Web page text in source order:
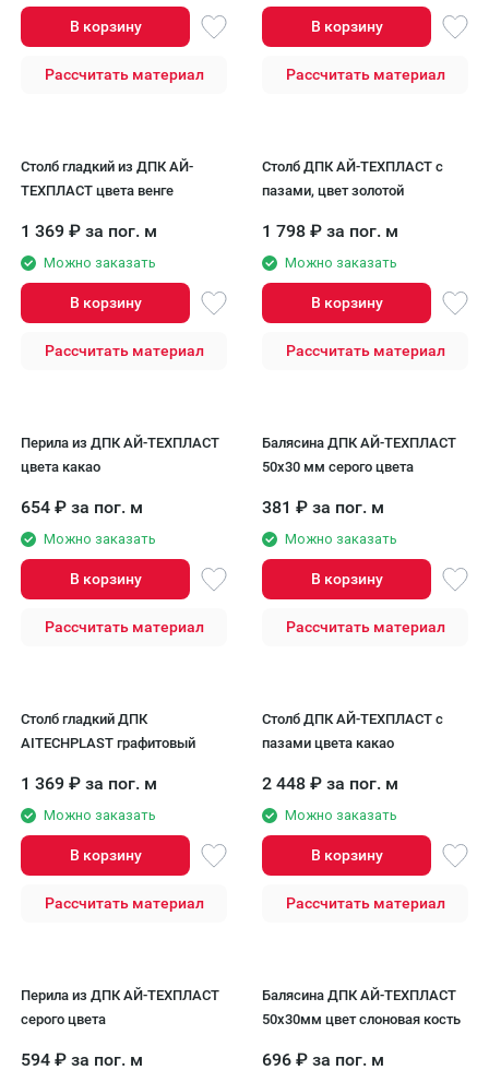
В корзину
Рассчитать материал
В корзину
Рассчитать материал
Столб гладкий из ДПК АЙ-
ТЕХПЛАСТ цвета венге
1 369 ₽ за пог. м
Можно заказать
В корзину
Рассчитать материал
Столб ДПК АЙ-ТЕХПЛАСТ с
пазами, цвет золотой
1 798 ₽ за пог. м
Можно заказать
В корзину
Рассчитать материал
Перила из ДПК AЙ-ТЕХПЛАСТ
цвета какао
654 ₽ за пог. м
Можно заказать
В корзину
Рассчитать материал
Балясина ДПК AЙ-ТЕХПЛАСТ
50x30 мм серого цвета
381 ₽ за пог. м
Можно заказать
В корзину
Рассчитать материал
Столб гладкий ДПК
AITECHPLAST графитовый
1 369 ₽ за пог. м
Можно заказать
В корзину
Рассчитать материал
Столб ДПК АЙ-ТЕХПЛАСТ с
пазами цвета какао
2 448 ₽ за пог. м
Можно заказать
В корзину
Рассчитать материал
Перила из ДПК АЙ-ТЕХПЛАСТ
серого цвета
594 ₽ за пог. м
Балясина ДПК AЙ-ТЕХПЛАСТ
50x30мм цвет слоновая кость
696 ₽ за пог. м